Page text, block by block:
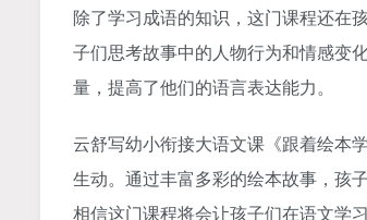
除了学习成语的知识，这门课程还在
子们思考故事中的人物行为和情感变
量，提高了他们的语言表达能力。
云舒写幼小衔接大语文课《跟着绘本
生动。通过丰富多彩的绘本故事，孩
相信这门课程将会让孩子们在语文学